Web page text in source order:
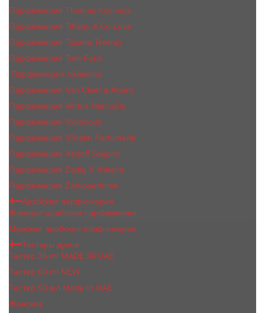
Парфюмерия Thomas Kosmala
Парфюмерия Tiffany & Co Love
Парфюмерия Tiziana Terenzi
Парфюмерия Tom Ford
Парфюмерия Valentino
Парфюмерия Van Cleef & Arpels
Парфюмерия Vertus Narcos'is
Парфюмерия Victorious
Парфюмерия Vilhelm Parfumerie
Парфюмерия Xerjoff Sospiro
Парфюмерия Zadig & Voltaire
Парфюмерия Zarkoperfume
Арабская парфюмерия
Женская арабская парфюмерия
Мужская арабская парфюмерия
Тестеры духов
Тестер 35 ml MADE IN UAE
Тестер 60 ml NEW
Тестер 50 мл Made In UAE
Женские